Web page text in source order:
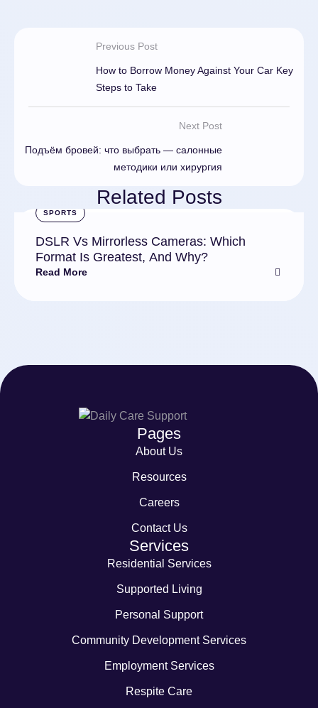
Previous Post
How to Borrow Money Against Your Car Key
Steps to Take
Next Post
Подъём бровей: что выбрать — салонные
методики или хирургия
Related Posts
SPORTS
DSLR Vs Mirrorless Cameras: Which
Format Is Greatest, And Why?
Read More
Pages
About Us
Resources
Careers
Contact Us
Services
Residential Services
Supported Living
Personal Support
Community Development Services
Employment Services
Respite Care